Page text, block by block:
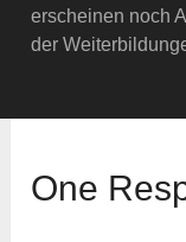
erscheinen noch
der
One